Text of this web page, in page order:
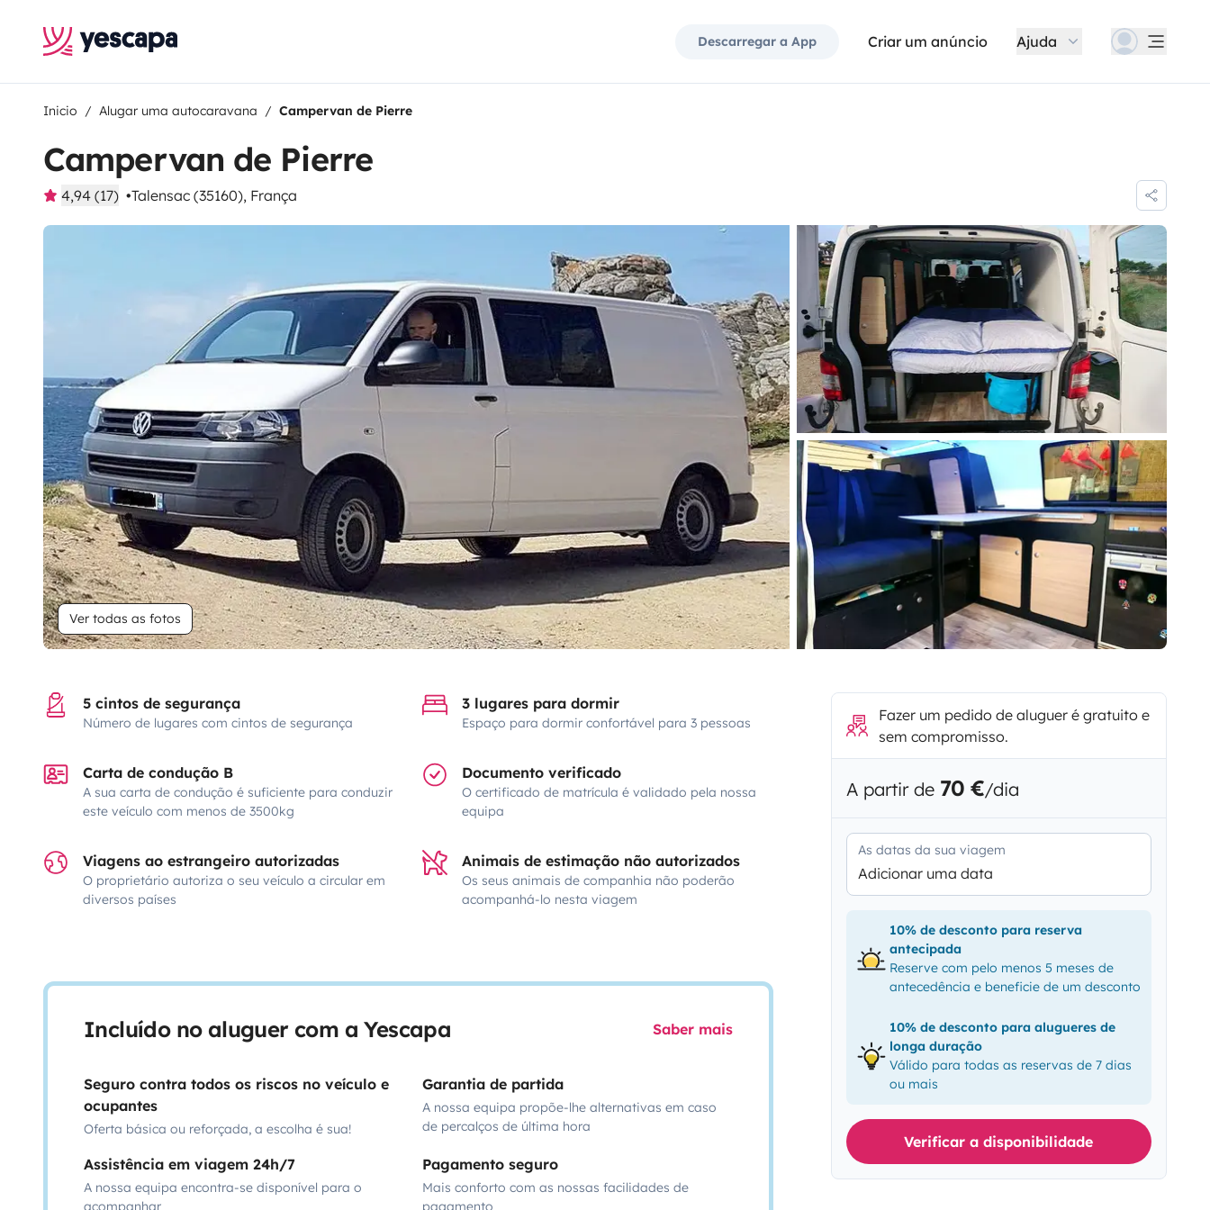
Descarregar a App Criar um anúncio Ajuda
Inicio Alugar uma autocaravana Campervan de Pierre
Campervan de Pierre
4,94 (17) Talensac (35160), França
Ver todas as fotos
5 cintos de segurança
Número de lugares com cintos de segurança
3 lugares para dormir
Espaço para dormir confortável para 3 pessoas
Carta de condução B
A sua carta de condução é suficiente para conduzir
este veículo com menos de 3500kg
Documento verificado
O certificado de matrícula é validado pela nossa
equipa
Viagens ao estrangeiro autorizadas
O proprietário autoriza o seu veículo a circular em
diversos países
Animais de estimação não autorizados
Os seus animais de companhia não poderão
acompanhá-lo nesta viagem
Incluído no aluguer com a Yescapa Saber mais
Seguro contra todos os riscos no veículo e
ocupantes
Oferta básica ou reforçada, a escolha é sua!
Garantia de partida
A nossa equipa propõe-lhe alternativas em caso
de percalços de última hora
Assistência em viagem 24h/7
A nossa equipa encontra-se disponível para o
acompanhar
Pagamento seguro
Mais conforto com as nossas facilidades de
pagamento
Fazer um pedido de aluguer é gratuito e
sem compromisso.
A partir de 70 €/dia
As datas da sua viagem
Adicionar uma data
10% de desconto para reserva
antecipada
Reserve com pelo menos 5 meses de
antecedência e beneficie de um desconto
10% de desconto para alugueres de
longa duração
Válido para todas as reservas de 7 dias
ou mais
Verificar a disponibilidade